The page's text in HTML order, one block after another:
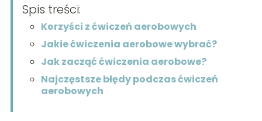
Spis treści:
Korzyści z ćwiczeń aerobowych
Jakie ćwiczenia aerobowe wybrać?
Jak zacząć ćwiczenia aerobowe?
Najczęstsze błędy podczas ćwiczeń
aerobowych